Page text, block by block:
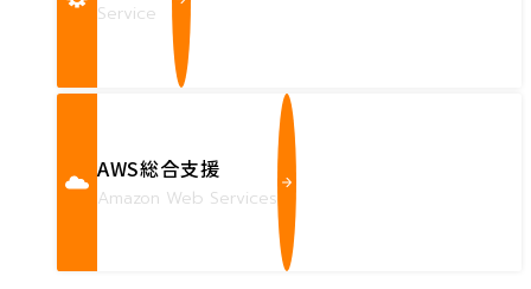
Service
AWS総合支援
Amazon Web Services